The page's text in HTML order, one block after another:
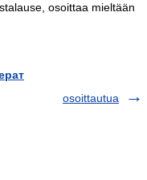
osoittaa mieltään
osoittautua